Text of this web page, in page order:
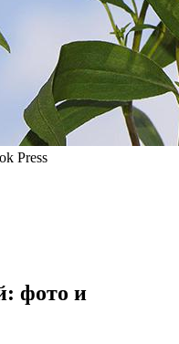
Press
фото и